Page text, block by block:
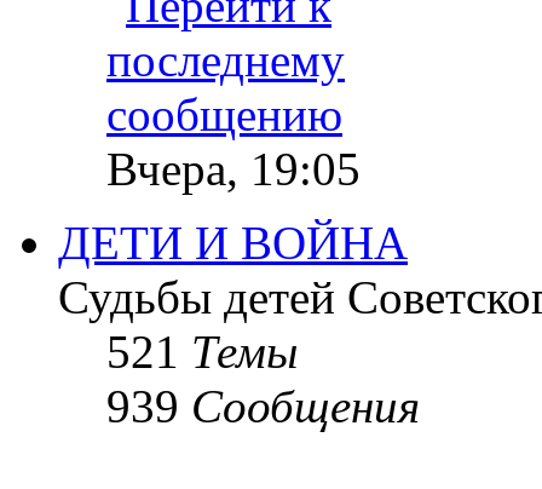
Вчера, 19:05
ДЕТИ И ВОЙНА
Судьбы детей
521 Темы
939 Сообщения